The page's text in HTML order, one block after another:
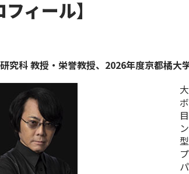
ィール】
究科 教授・栄誉教授、2026年度京都橘大